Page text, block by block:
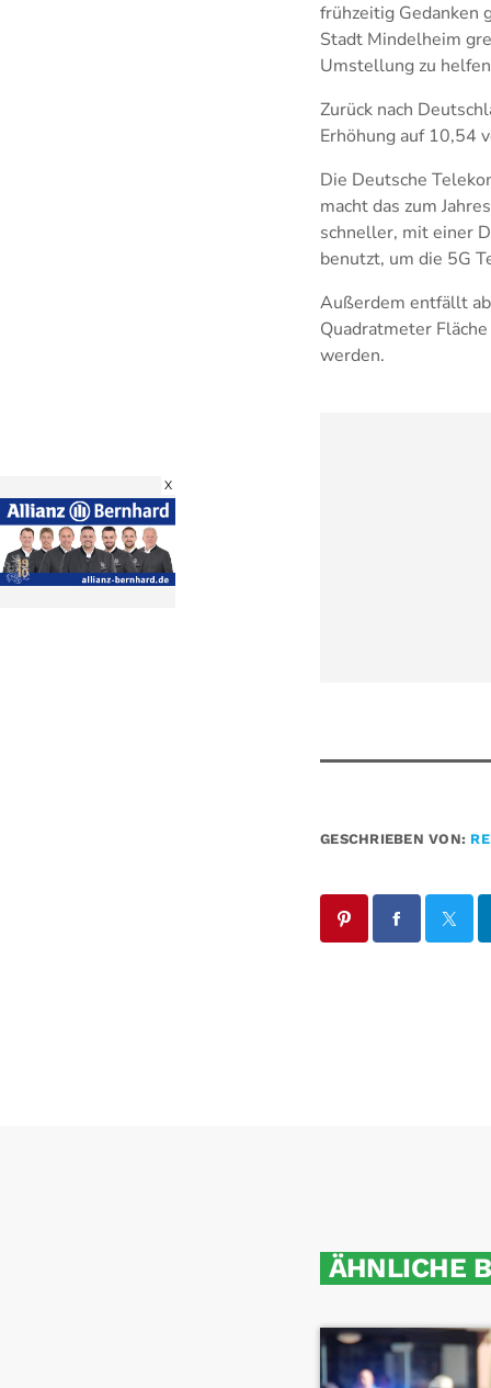
frühzeitig Gedanken
Stadt Mindelheim
Umstellung zu
Zurück nach
Erhöhung auf 10,54
Die Deutsche
macht das zum
schneller, mit einer
benutzt, um die 5G
Außerdem entfällt
Quadratmeter
werden.
GESCHRIEBEN VON:
ÄHNLICHE
X